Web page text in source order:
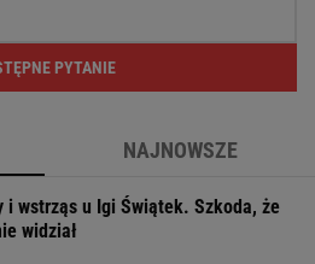
PYTANIE
NAJNOWSZE
i wstrząs u Igi Świątek. Szkoda, że
widział